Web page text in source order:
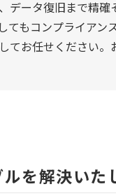
データ復旧まで精
てもコンプライアン
てお任せください
を解決いた